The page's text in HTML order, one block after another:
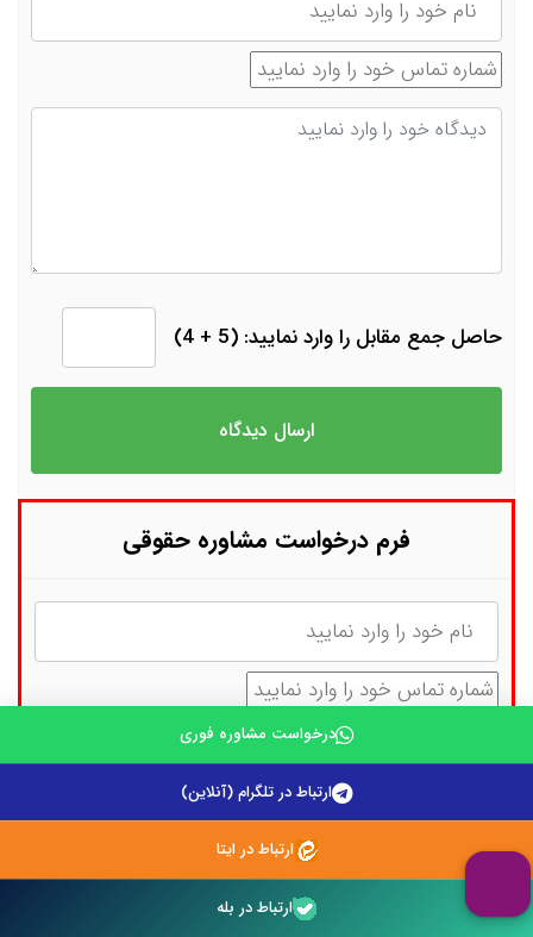
شماره تماس
دیدگاه
حاصل جمع مقابل را وارد نمایید: (5 + 4)
فرم درخواست مشاوره حقوقی
نام
شماره تماس
درخواست مشاوره فوری
ارتباط در تلگرام (آنلاین)
ارتباط در ایتا
ارتباط در بله